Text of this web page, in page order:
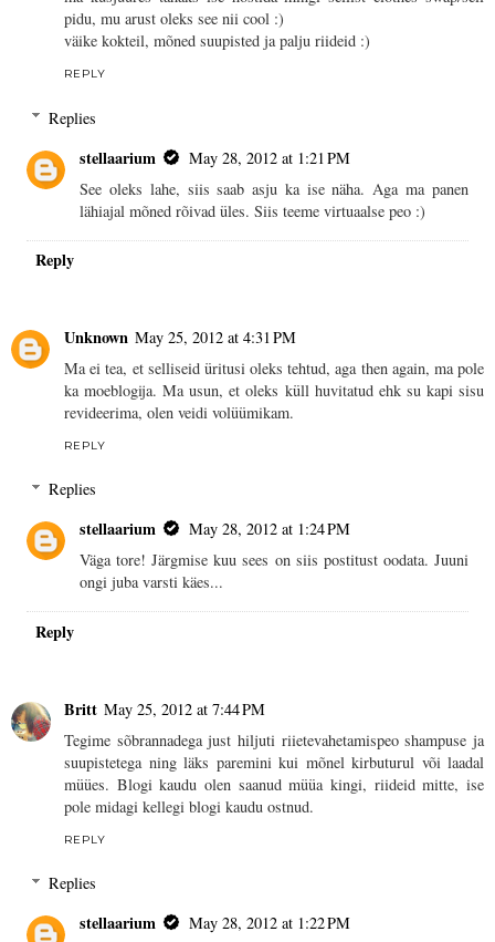
pidu, mu arust oleks see nii cool :)
väike kokteil, mõned suupisted ja palju riideid :)
REPLY
Replies
stellaarium
May 28, 2012 at 1:21 PM
See oleks lahe, siis saab asju ka ise näha. Aga ma panen
lähiajal mõned rõivad üles. Siis teeme virtuaalse peo :)
Reply
Unknown May 25, 2012 at 4:31 PM
Ma ei tea, et selliseid üritusi oleks tehtud, aga then again, ma pole
ka moeblogija. Ma usun, et oleks küll huvitatud ehk su kapi sisu
revideerima, olen veidi volüümikam.
REPLY
Replies
stellaarium
May 28, 2012 at 1:24 PM
Väga tore! Järgmise kuu sees on siis postitust oodata. Juuni
ongi juba varsti käes...
Reply
Britt May 25, 2012 at 7:44 PM
Tegime sõbrannadega just hiljuti riietevahetamispeo shampuse ja
suupistetega ning läks paremini kui mõnel kirbuturul või laadal
müües. Blogi kaudu olen saanud müüa kingi, riideid mitte, ise
pole midagi kellegi blogi kaudu ostnud.
REPLY
Replies
stellaarium
May 28, 2012 at 1:22 PM